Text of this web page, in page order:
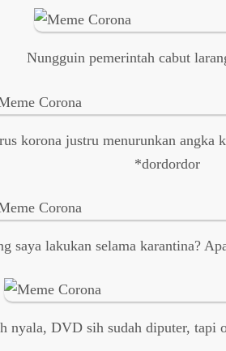
Nungguin pemerintah cabut
korona justru menurunkan angka
*dordordor
saya lakukan selama karantina?
nyala, DVD sih sudah diputer, tapi